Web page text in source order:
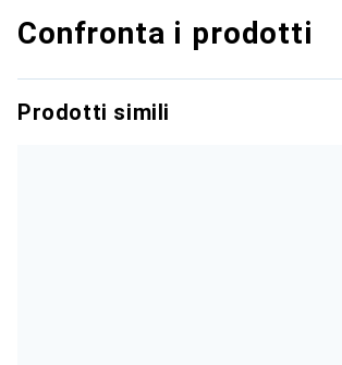
Confronta i prodotti
Prodotti simili